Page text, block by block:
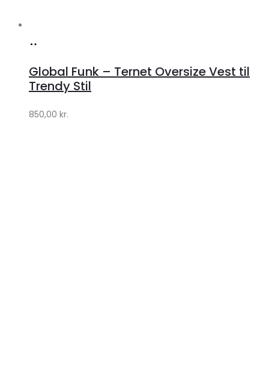
Lykke
Lykke
Global Funk – Ternet Oversize Vest til
Trendy Stil
850,00 kr.